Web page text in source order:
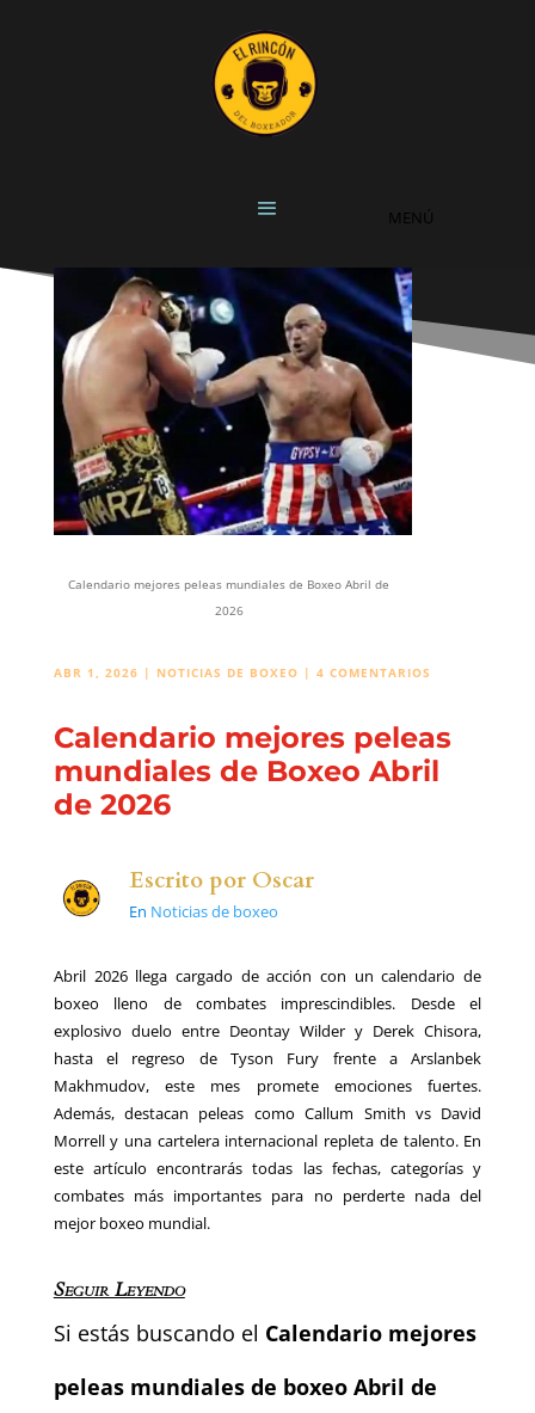
Calendario mejores peleas mundiales de Boxeo Abril de
2026
ABR 1, 2026 | NOTICIAS DE BOXEO | 4 COMENTARIOS
Calendario mejores peleas
mundiales de Boxeo Abril
de 2026
Escrito por Oscar
En Noticias de boxeo
Abril 2026 llega cargado de acción con un calendario de
boxeo lleno de combates imprescindibles. Desde el
explosivo duelo entre Deontay Wilder y Derek Chisora,
hasta el regreso de Tyson Fury frente a Arslanbek
Makhmudov, este mes promete emociones fuertes.
Además, destacan peleas como Callum Smith vs David
Morrell y una cartelera internacional repleta de talento. En
este artículo encontrarás todas las fechas, categorías y
combates más importantes para no perderte nada del
mejor boxeo mundial.
Seguir Leyendo
Si estás buscando el Calendario mejores
peleas mundiales de boxeo Abril de